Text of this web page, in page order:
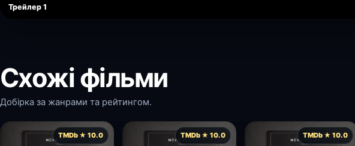
Трейлер 1
Схожі фільми
Добірка за жанрами та рейтингом.
TMDb ★ 10.0 TMDb ★ 10.0 TMDb ★ 10.0